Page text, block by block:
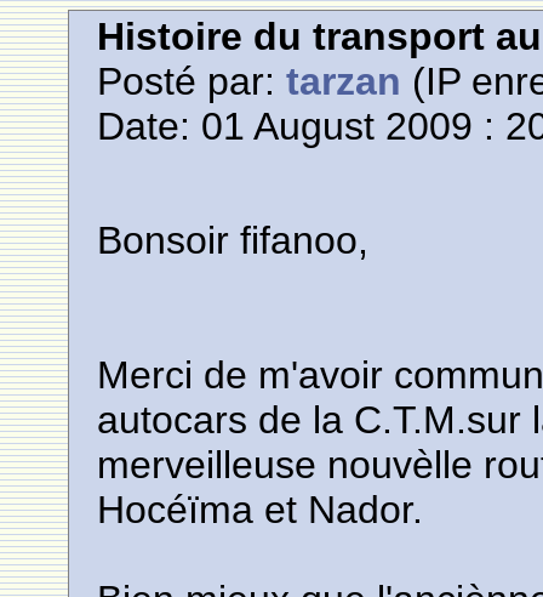
Histoire du transport
Posté par:tarzan (IP
Date: 01 August 2009 :
Bonsoir fifanoo,
Merci de m'avoir
autocars de la C.T.M.sur
merveilleuse nouvèlle
Hocéïma et Nador.